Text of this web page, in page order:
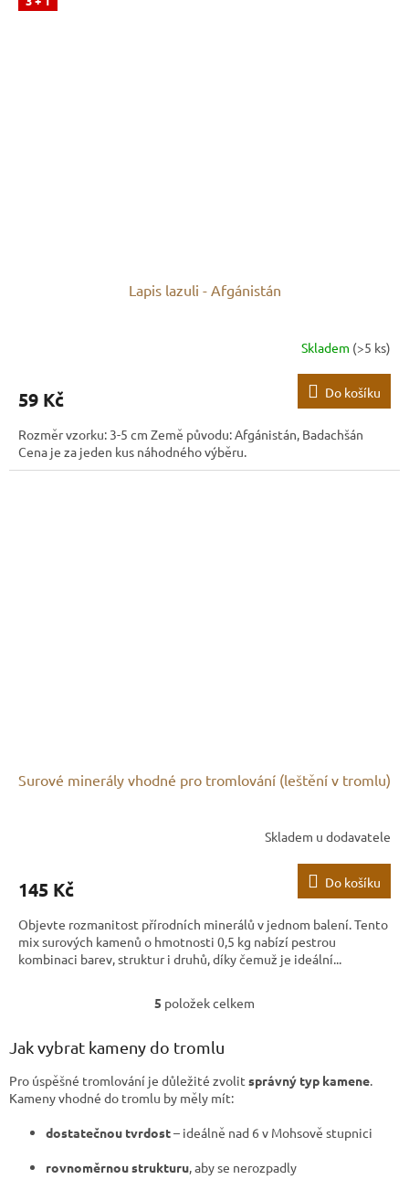
Lapis lazuli - Afgánistán
Skladem (>5 ks)
59 Kč Do košíku
Rozměr vzorku: 3-5 cm Země původu: Afgánistán, Badachšán
Cena je za jeden kus náhodného výběru.
Surové minerály vhodné pro tromlování (leštění v tromlu)
Skladem u dodavatele
145 Kč Do košíku
Objevte rozmanitost přírodních minerálů v jednom balení. Tento
mix surových kamenů o hmotnosti 0,5 kg nabízí pestrou
kombinaci barev, struktur i druhů, díky čemuž je ideální...
O
l
d
a
í
r
5 položek celkem
Jak vybrat kameny do tromlu
Pro úspěšné tromlování je důležité zvolit správný typ kamene.
Kameny vhodné do tromlu by měly mít:
dostatečnou tvrdost– ideálně nad 6 v Mohsově stupnici
rovnoměrnou strukturu, aby se nerozpadly